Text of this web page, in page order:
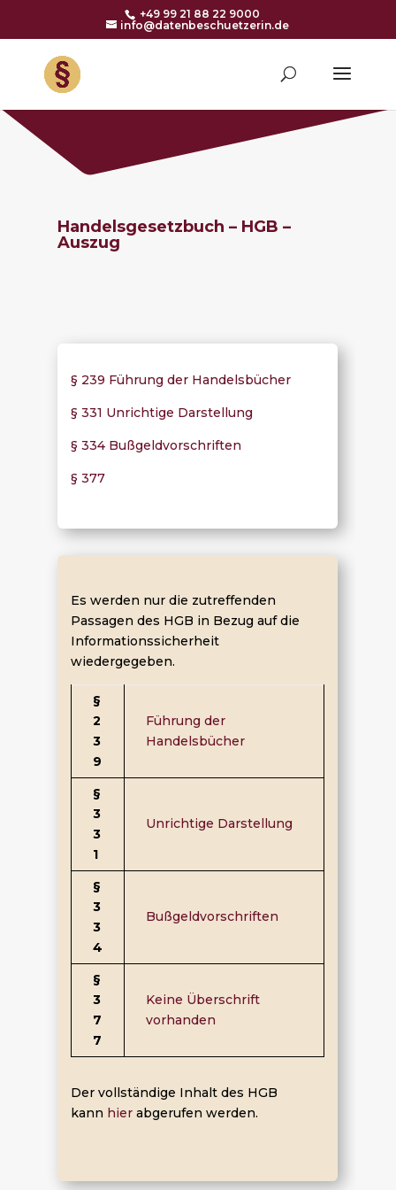
+49 99 21 88 22 9000
info@datenbeschuetzerin.de
Handelsgesetzbuch – HGB –
Auszug
§ 239 Führung der Handelsbücher
§ 331 Unrichtige Darstellung
§ 334 Bußgeldvorschriften
§ 377
Es werden nur die zutreffenden
Passagen des HGB in Bezug auf die
Informationssicherheit
wiedergegeben.
§
2
3
9
Führung der
Handelsbücher
§
3
3
1
Unrichtige Darstellung
§
3
3
4
Bußgeldvorschriften
§
3
7
7
Keine Überschrift
vorhanden
Der vollständige Inhalt des HGB
kann hier abgerufen werden.